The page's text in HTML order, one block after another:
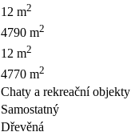
12 m2
4790 m2
12 m2
4770 m2
Chaty a rekreační objekty
Samostatný
Dřevěná